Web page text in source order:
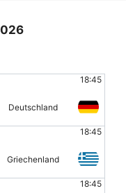
18:45
Deutschland
18:45
Griechenland
18:45